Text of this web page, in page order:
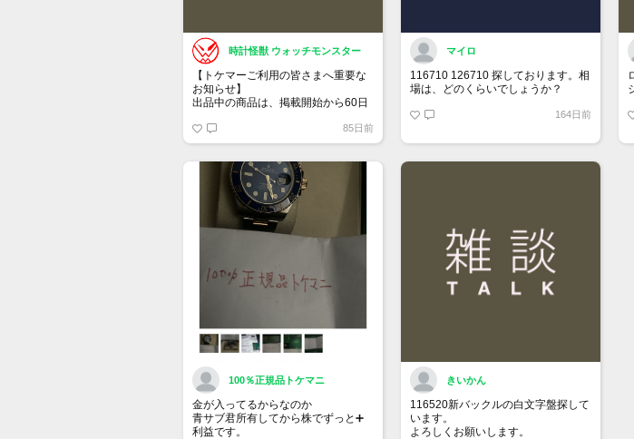
時計怪獣 ウォッチモンスター
【トケマーご利用の皆さまへ重要な
お知らせ】
出品中の商品は、掲載開始から60日
へ戻ります。
トップページでお気に入り登録がで
詳しくはマイページ＞お知らせをご
確認ください。
85日前
マイロ
116710 126710 探しております。相
場は、どのくらいでしょうか？
164日前
100％正規品トケマニ
金が入ってるからなのか
青サブ君所有してから株でずっと➕
利益です。
きいかん
116520新バックルの白文字盤探して
います。
よろしくお願いします。